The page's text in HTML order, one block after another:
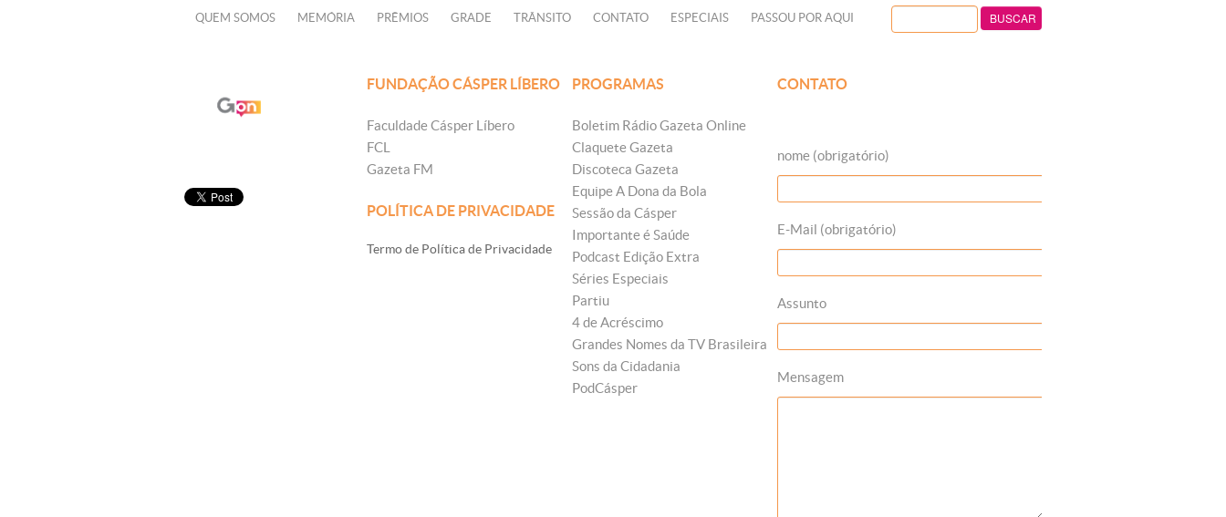
QUEM SOMOS MEMÓRIA PRÊMIOS GRADE TRÂNSITO CONTATO ESPECIAIS PASSOU POR AQUI
FUNDAÇÃO CÁSPER LÍBERO
Faculdade Cásper Líbero
FCL
Gazeta FM
POLÍTICA DE PRIVACIDADE
Termo de Política de Privacidade
PROGRAMAS
Boletim Rádio Gazeta Online
Claquete Gazeta
Discoteca Gazeta
Equipe A Dona da Bola
Sessão da Cásper
Importante é Saúde
Podcast Edição Extra
Séries Especiais
Partiu
4 de Acréscimo
Grandes Nomes da TV Brasileira
Sons da Cidadania
PodCásper
CONTATO
nome (obrigatório)
E-Mail (obrigatório)
Assunto
Mensagem